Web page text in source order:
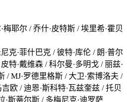
耶尔 / 乔什·皮特斯 / 埃里希·霍贝
克·菲什巴克 / 彼特·库伦 / 朗·普尔
特·戴维森 / 科尔曼·多明戈 / 丽兹·
/ MJ·罗德里格斯 / 大卫·索博洛夫 /
欧 / 迪恩·斯科特·瓦兹奎兹 / 托贝
·斯蒂尔斯 / 多梅尼克·迪罗萨